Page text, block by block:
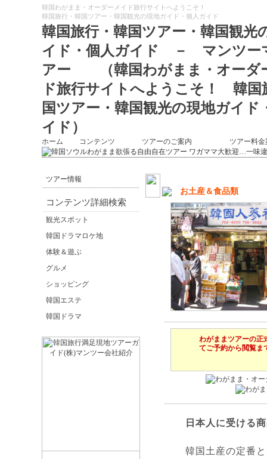
韓国わがまま・オーダーメイド旅行サイトへようこそ！
韓国旅行・韓国ツアー・韓国観光の現地ガイド・個人ガイド
韓国旅行・韓国ツアー・韓国観光
イド・個人ガイド － マンツー
アー （韓国わがまま・オーダ
ド旅行サイトへようこそ！ 韓国
国ツアー・韓国観光の現地ガイド
イド）
ホーム コンテンツ ツアーのご案内 ツアー料金
ツアー情報
コンテンツ詳細検索
観光スポット
韓国ドラマロケ地
体験＆遊ぶ
グルメ
ショッピング
韓国エステ
韓国ドラマ
お土産＆食品類
わがままツアーの正
てご予約から閲覧ま
日本人に受ける
韓国土産の定番